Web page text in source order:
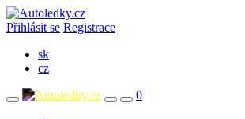
Přihlásit se Registrace
sk
cz
0